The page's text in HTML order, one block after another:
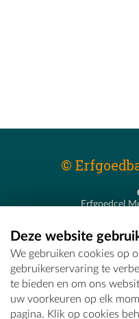
©
Erfgoedcel
T -
E -
Deze website
We gebruiken cookies op
gebruikerservaring te
te bieden en om ons
uw voorkeuren op elk
pagina. Klik op cookies